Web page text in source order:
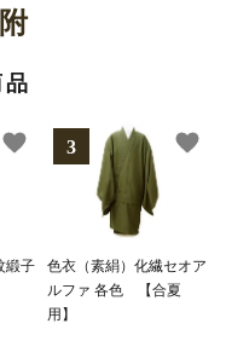
修多羅
色衣・裳附
布袍・間衣
草履・はきもの
ふくさ・風呂敷
収納
書籍
宮殿・厨子・須弥壇
天蓋・瓔珞・吊金具
金香炉・花瓶・火立
仏器・供笥・供物
ご法要用品・箱類
アウトレット
緞子
favorite
色衣（素絹）化繊セオア
ルファ 各色 【合夏
用】
favorite